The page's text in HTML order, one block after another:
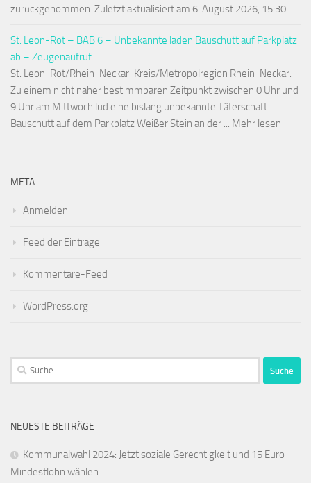
zurückgenommen. Zuletzt aktualisiert am 6. August 2026, 15:30
St. Leon-Rot – BAB 6 – Unbekannte laden Bauschutt auf Parkplatz
ab – Zeugenaufruf
St. Leon-Rot/Rhein-Neckar-Kreis/Metropolregion Rhein-Neckar.
Zu einem nicht näher bestimmbaren Zeitpunkt zwischen 0 Uhr und
9 Uhr am Mittwoch lud eine bislang unbekannte Täterschaft
Bauschutt auf dem Parkplatz Weißer Stein an der ... Mehr lesen
META
Anmelden
Feed der Einträge
Kommentare-Feed
WordPress.org
Suche
nach:
NEUESTE BEITRÄGE
Kommunalwahl 2024: Jetzt soziale Gerechtigkeit und 15 Euro
Mindestlohn wählen